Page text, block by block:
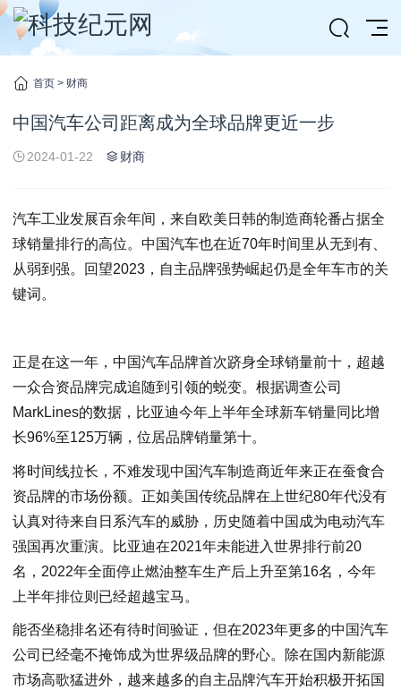
首页 > 财商
中国汽车公司距离成为全球品牌更近一步
2024-01-22 财商
汽车工业发展百余年间，来自欧美日韩的制造商轮番占据全
球销量排行的高位。中国汽车也在近70年时间里从无到有、
从弱到强。回望2023，自主品牌强势崛起仍是全年车市的关
键词。
正是在这一年，中国汽车品牌首次跻身全球销量前十，超越
一众合资品牌完成追随到引领的蜕变。根据调查公司
MarkLines的数据，比亚迪今年上半年全球新车销量同比增
长96%至125万辆，位居品牌销量第十。
将时间线拉长，不难发现中国汽车制造商近年来正在蚕食合
资品牌的市场份额。正如美国传统品牌在上世纪80年代没有
认真对待来自日系汽车的威胁，历史随着中国成为电动汽车
强国再次重演。比亚迪在2021年未能进入世界排行前20
名，2022年全面停止燃油整车生产后上升至第16名，今年
上半年排位则已经超越宝马。
能否坐稳排名还有待时间验证，但在2023年更多的中国汽车
公司已经毫不掩饰成为世界级品牌的野心。除在国内新能源
市场高歌猛进外，越来越多的自主品牌汽车开始积极开拓国